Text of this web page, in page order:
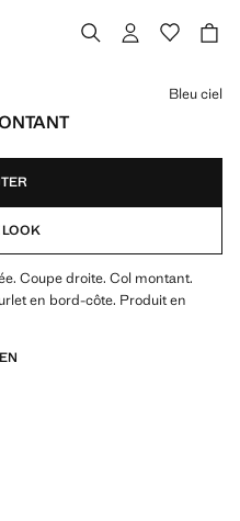
Bleu ciel
LOOK
Coupe droite. Col montant.
en bord-côte. Produit en